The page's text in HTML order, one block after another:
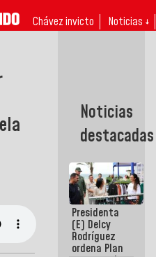
Chávez invicto Noticias ↓
Noticias
destacadas
Presidenta
(E) Delcy
Rodríguez
ordena Plan